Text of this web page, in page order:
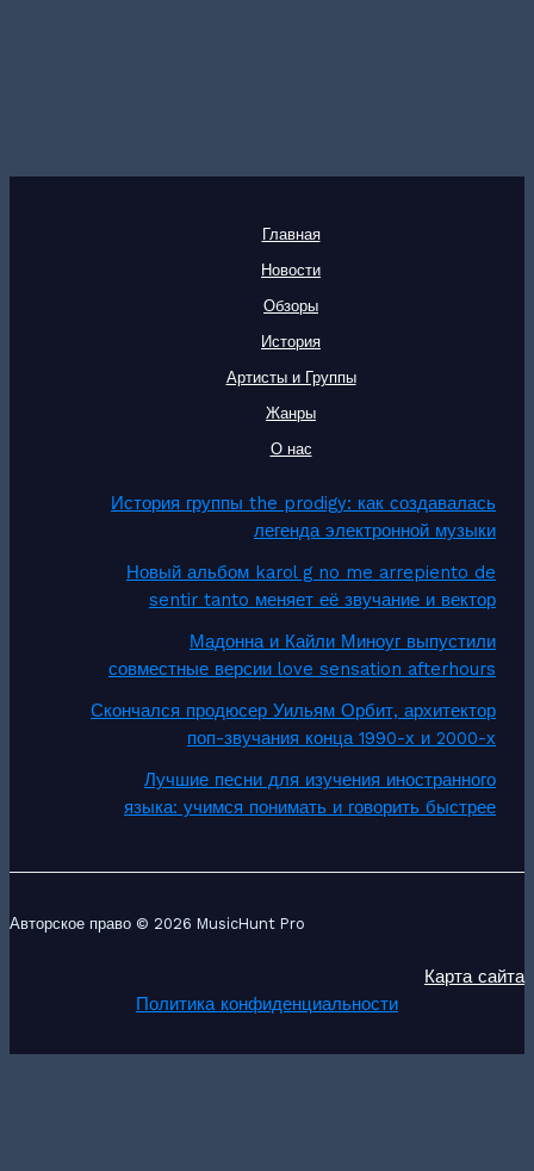
Главная
Новости
Обзоры
История
Артисты и Группы
Жанры
О нас
История группы the prodigy: как создавалась
легенда электронной музыки
Новый альбом karol g no me arrepiento de
sentir tanto меняет её звучание и вектор
Мадонна и Кайли Миноуг выпустили
совместные версии love sensation afterhours
Скончался продюсер Уильям Орбит, архитектор
поп-звучания конца 1990-х и 2000-х
Лучшие песни для изучения иностранного
языка: учимся понимать и говорить быстрее
Авторское право © 2026 MusicHunt Pro
Карта сайта
Политика конфиденциальности